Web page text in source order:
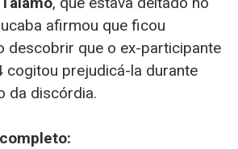
afirmou que ficou
descobrir que o ex-participante
cogitou prejudicá-la durante
da discórdia.